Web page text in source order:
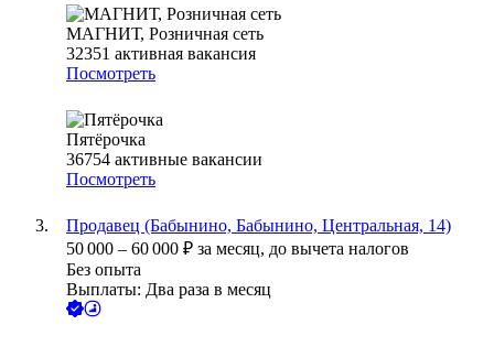
МАГНИТ, Розничная сеть
32351 активная вакансия
Посмотреть
Пятёрочка
36754 активные вакансии
Посмотреть
Продавец (Бабынино, Бабынино, Центральная, 14)
50 000 – 60 000 ₽ за месяц, до вычета налогов
Без опыта
Выплаты: Два раза в месяц